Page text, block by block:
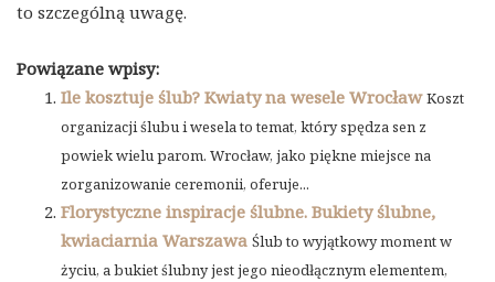
to szczególną uwagę.
Powiązane wpisy:
Ile kosztuje ślub? Kwiaty na wesele Wrocław Koszt
organizacji ślubu i wesela to temat, który spędza sen z
powiek wielu parom. Wrocław, jako piękne miejsce na
zorganizowanie ceremonii, oferuje...
Florystyczne inspiracje ślubne. Bukiety ślubne,
kwiaciarnia Warszawa Ślub to wyjątkowy moment w
życiu, a bukiet ślubny jest jego nieodłącznym elementem,